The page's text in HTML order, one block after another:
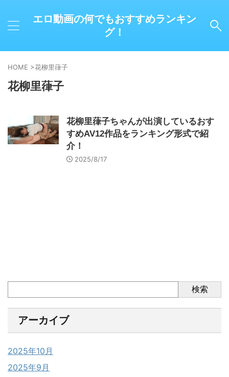
エロ動画の何でもおすすめランキン
グ！
HOME >花柳里葎子
花柳里葎子
花柳里葎子ちゃんが出演しているおす
すめAV12作品をランキング形式で紹
介！
2025/8/17
検索
アーカイブ
2025年10月
2025年9月